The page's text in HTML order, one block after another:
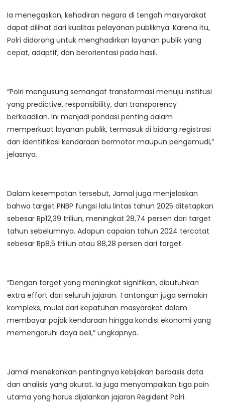
Ia menegaskan, kehadiran negara di tengah masyarakat
dapat dilihat dari kualitas pelayanan publiknya. Karena itu,
Polri didorong untuk menghadirkan layanan publik yang
cepat, adaptif, dan berorientasi pada hasil.
“Polri mengusung semangat transformasi menuju institusi
yang predictive, responsibility, dan transparency
berkeadilan. Ini menjadi pondasi penting dalam
memperkuat layanan publik, termasuk di bidang registrasi
dan identifikasi kendaraan bermotor maupun pengemudi,”
jelasnya.
Dalam kesempatan tersebut, Jamal juga menjelaskan
bahwa target PNBP fungsi lalu lintas tahun 2025 ditetapkan
sebesar Rp12,39 triliun, meningkat 28,74 persen dari target
tahun sebelumnya. Adapun capaian tahun 2024 tercatat
sebesar Rp8,5 triliun atau 88,28 persen dari target.
“Dengan target yang meningkat signifikan, dibutuhkan
extra effort dari seluruh jajaran. Tantangan juga semakin
kompleks, mulai dari kepatuhan masyarakat dalam
membayar pajak kendaraan hingga kondisi ekonomi yang
memengaruhi daya beli,” ungkapnya.
Jamal menekankan pentingnya kebijakan berbasis data
dan analisis yang akurat. Ia juga menyampaikan tiga poin
utama yang harus dijalankan jajaran Regident Polri.